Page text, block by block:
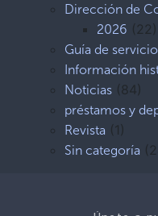
Dirección de
2026 (22)
Guía de
Información
Noticias (84)
préstamos y
Revista (1)
Sin categoría